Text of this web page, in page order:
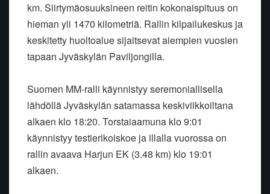
km. Siirtymäosuuksineen reitin kokonaispituus on
hieman yli 1470 kilometriä. Rallin kilpailukeskus ja
keskitetty huoltoalue sijaitsevat aiempien vuosien
tapaan Jyväskylän Paviljongilla.
Suomen MM-ralli käynnistyy seremoniallisella
lähdöllä Jyväskylän satamassa keskiviikkoiltana
alkaen klo 18:20. Torstaiaamuna klo 9:01
käynnistyy testierikoiskoe ja illalla vuorossa on
rallin avaava Harjun EK (3.48 km) klo 19:01
alkaen.